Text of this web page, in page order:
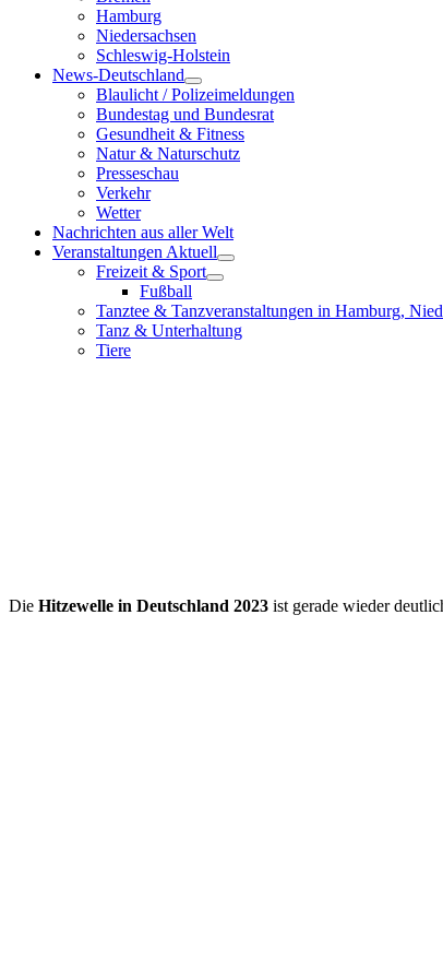
Hamburg
Niedersachsen
Schleswig-Holstein
News-Deutschland
Blaulicht / Polizeimeldungen
Bundestag und Bundesrat
Gesundheit & Fitness
Natur & Naturschutz
Presseschau
Verkehr
Wetter
Nachrichten aus aller Welt
Veranstaltungen Aktuell
Freizeit & Sport
Fußball
Tanztee & Tanzveranstaltungen in Hamburg,
Tanz & Unterhaltung
Tiere
Die Hitzewelle in Deutschland 2023 ist gerade wieder